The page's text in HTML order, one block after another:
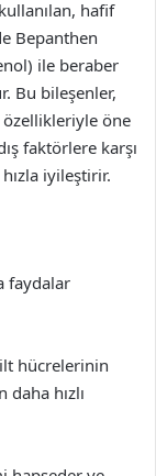
hafif
Bepanthen
ile beraber
Bu bileşenler,
özellikleriyle öne
faktörlere karşı
iyileştirir.
faydalar
hücrelerinin
hızlı